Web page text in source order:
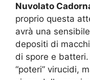
Nuvolato
proprio questa
avrà una
depositi di
di spore e
“poteri” virucidi,